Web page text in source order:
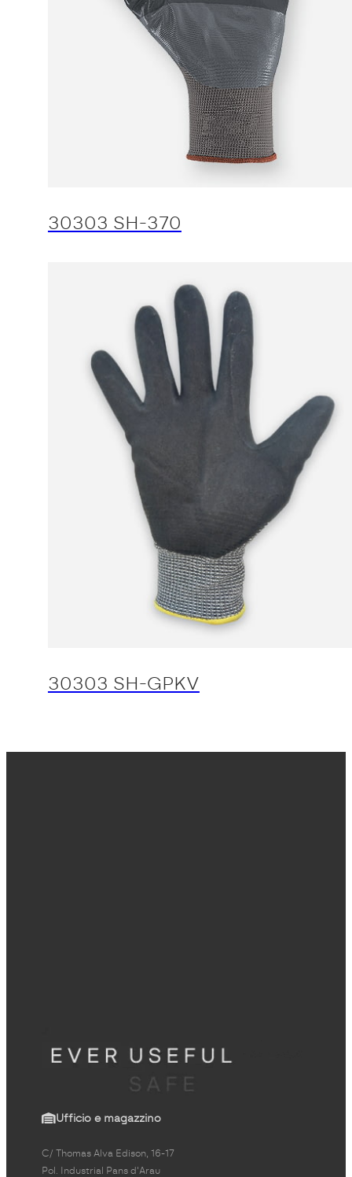
30303 SH-370
30303 SH-GPKV
Ufficio e magazzino
C/ Thomas Alva Edison, 16-17
Pol. Industrial Pans d'Arau